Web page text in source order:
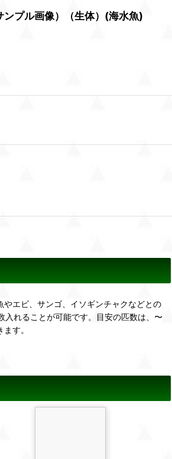
ンプル画像）（生体）(海水魚)
エビ、サンゴ、イソギンチャクなどとの
れることが可能です。目安の匹数は、〜
す。